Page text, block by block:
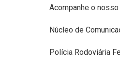
Acompanhe o
Núcleo de
Polícia Rodoviária